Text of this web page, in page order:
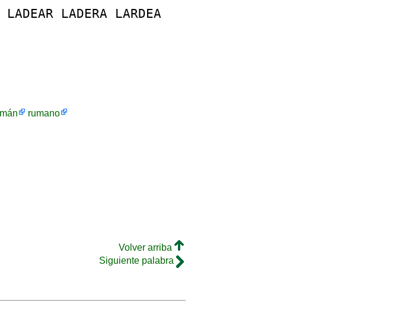
LADEAR LADERA LARDEA
rumano
Volver arriba
Siguiente palabra